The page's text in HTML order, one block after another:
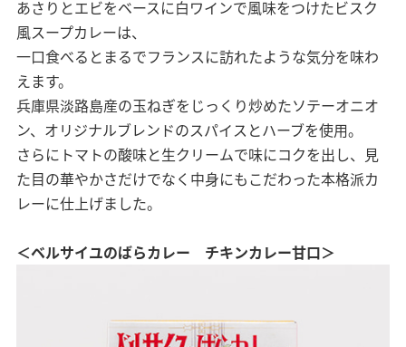
あさりとエビをベースに白ワインで風味をつけたビスク
風スープカレーは、
一口食べるとまるでフランスに訪れたような気分を味わ
えます。
兵庫県淡路島産の玉ねぎをじっくり炒めたソテーオニオ
ン、オリジナルブレンドのスパイスとハーブを使用。
さらにトマトの酸味と生クリームで味にコクを出し、見
た目の華やかさだけでなく中身にもこだわった本格派カ
レーに仕上げました。
＜ベルサイユのばらカレー チキンカレー甘口＞